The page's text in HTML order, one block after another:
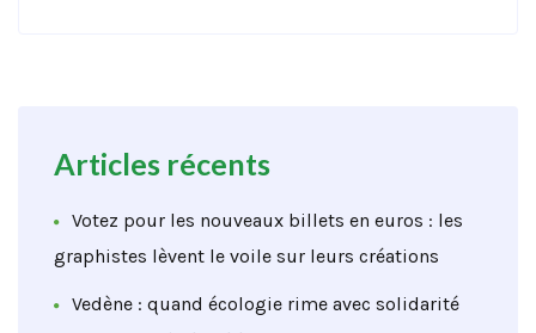
Articles récents
Votez pour les nouveaux billets en euros : les
graphistes lèvent le voile sur leurs créations
Vedène : quand écologie rime avec solidarité